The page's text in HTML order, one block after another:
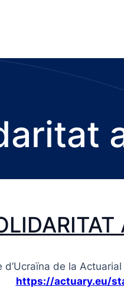
de la
https://actuary.eu/